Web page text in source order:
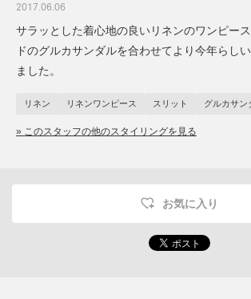
2017.06.06
サラッとした着心地の良いリネンのワンピー
ドのグルカサンダルを合わせてより今年らし
ました。
リネン リネンワンピース スリット グルカサン
» このスタッフの他のスタイリングを見る
お気に入り